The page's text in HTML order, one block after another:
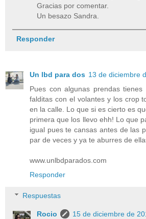
Gracias por comentar.
Un besazo Sandra.
Responder
Un lbd para dos 13 de diciembre
Pues con algunas prendas
falditas con el volantes y los crop
en la calle. Lo que si es cierto es
primera que los llevo ehh! Lo que
igual pues te cansas antes de las
par de veces y ya te aburres de
www.unlbdparados.com
Responder
Respuestas
Rocio
15 de diciembre de